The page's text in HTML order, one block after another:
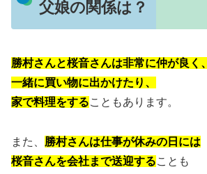
父娘の関係は？
勝村さんと桜音さんは非常に仲が良く、
一緒に買い物に出かけたり、
家で料理をすることもあります。
また、 勝村さんは仕事が休みの日には
桜音さんを会社まで送迎することも